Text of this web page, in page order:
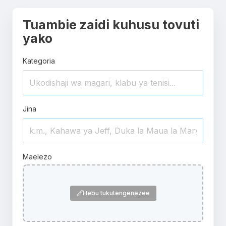
Tuambie zaidi kuhusu tovuti
yako
Kategoria
Jina
Maelezo
Hebu tukutengenezee